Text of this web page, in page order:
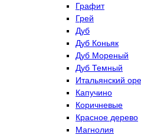
Графит
Грей
Дуб
Дуб Коньяк
Дуб Мореный
Дуб Темный
Итальянский
Капучино
Коричневые
Красное дерево
Магнолия